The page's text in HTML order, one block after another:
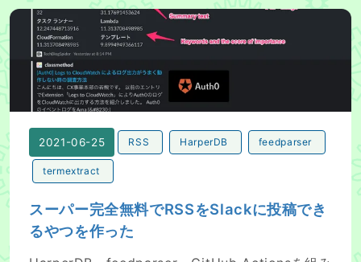
スーパー完全無料でRSSをSlackに投稿できるやつを作っ
2021-06-25 RSS HarperDB feedparser
termextract
スーパー完全無料でRSSをSlackに投稿でき
るやつを作った